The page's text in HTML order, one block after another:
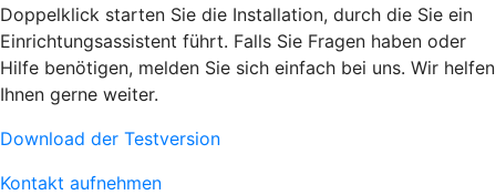
Doppelklick starten Sie die Installation, durch die Sie ein
Einrichtungsassistent führt. Falls Sie Fragen haben oder
Hilfe benötigen, melden Sie sich einfach bei uns. Wir helfen
Ihnen gerne weiter.
Download der Testversion
Kontakt aufnehmen